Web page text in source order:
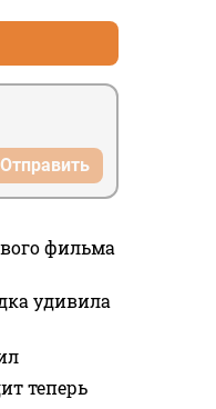
Отправить
фильма
удивила
теперь